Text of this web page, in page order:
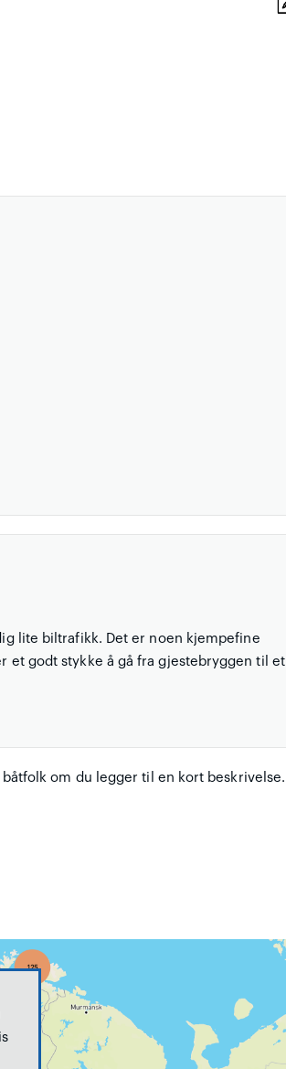
lite biltrafikk. Det er noen kjempefine
et godt stykke å gå fra gjestebryggen til et
om du legger til en kort beskrivelse.